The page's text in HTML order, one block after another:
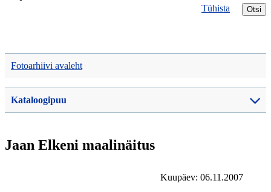
Otsi
Tühista
Fotoarhiivi avaleht
Kataloogipuu
Jaan Elkeni maalinäitus
Kuupäev: 06.11.2007